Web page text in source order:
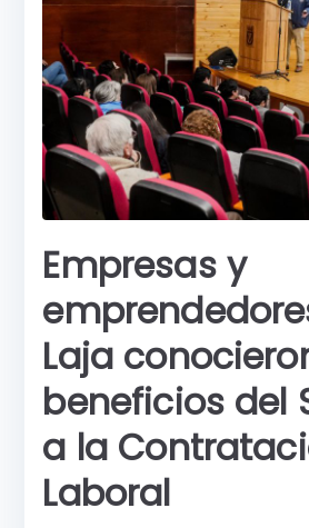
Empresas y
Laja
beneficios del
a la
Laboral